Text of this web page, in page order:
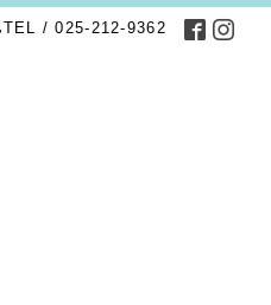
TEL / 025-212-9362